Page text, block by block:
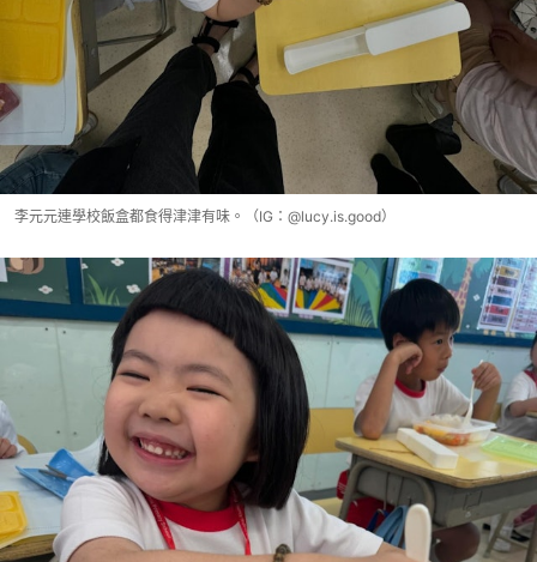
李元元連學校飯盒都食得津津有味。（IG：@lucy.is.good）